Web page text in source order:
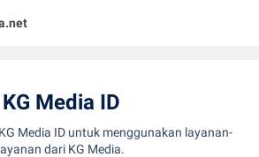
KG Media ID
Media ID untuk menggunakan layanan-
dari KG Media.